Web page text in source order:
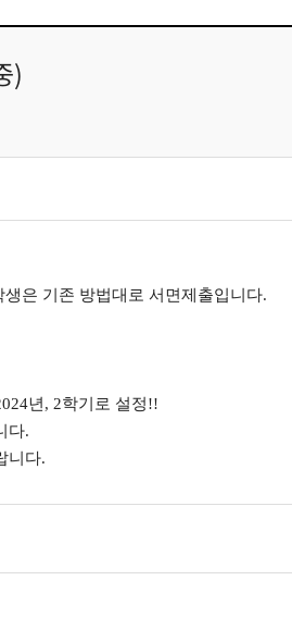
)
은 기존 방법대로 서면제출입니다.
년, 2학기로 설정!!
다.
니다.